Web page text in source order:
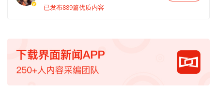
已发布889篇优质内容